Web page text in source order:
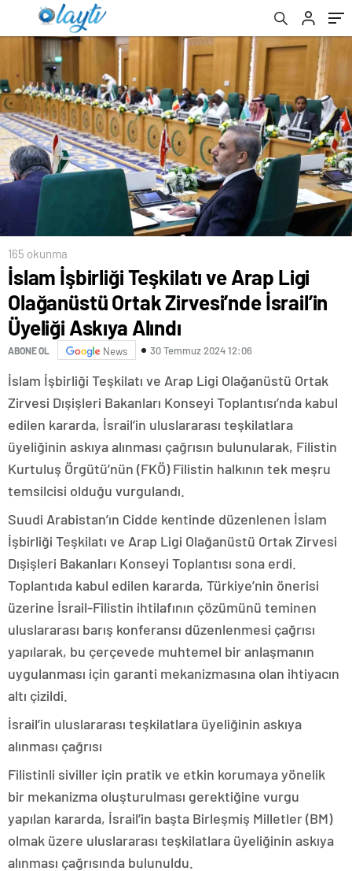
Askıya Alındı
165 okunma
İslam İşbirliği Teşkilatı ve Arap Ligi
Olağanüstü Ortak Zirvesi’nde İsrail’in
Üyeliği Askıya Alındı
ABONE OL News 30 Temmuz 2024 12:06
İslam İşbirliği Teşkilatı ve Arap Ligi Olağanüstü Ortak
Zirvesi Dışişleri Bakanları Konseyi Toplantısı’nda kabul
edilen kararda, İsrail’in uluslararası teşkilatlara
üyeliğinin askıya alınması çağrısın bulunularak, Filistin
Kurtuluş Örgütü’nün (FKÖ) Filistin halkının tek meşru
temsilcisi olduğu vurgulandı.
Suudi Arabistan’ın Cidde kentinde düzenlenen İslam
İşbirliği Teşkilatı ve Arap Ligi Olağanüstü Ortak Zirvesi
Dışişleri Bakanları Konseyi Toplantısı sona erdi.
Toplantıda kabul edilen kararda, Türkiye’nin önerisi
üzerine İsrail-Filistin ihtilafının çözümünü teminen
uluslararası barış konferansı düzenlenmesi çağrısı
yapılarak, bu çerçevede muhtemel bir anlaşmanın
uygulanması için garanti mekanizmasına olan ihtiyacın
altı çizildi.
İsrail’in uluslararası teşkilatlara üyeliğinin askıya
alınması çağrısı
Filistinli siviller için pratik ve etkin korumaya yönelik
bir mekanizma oluşturulması gerektiğine vurgu
yapılan kararda, İsrail’in başta Birleşmiş Milletler (BM)
olmak üzere uluslararası teşkilatlara üyeliğinin askıya
alınması çağrısında bulunuldu.